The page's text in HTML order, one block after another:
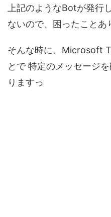
上記のようなBotが発行
ないので、困ったことあ
そんな時に、Microsoft
とで 特定のメッセージ
りますっ